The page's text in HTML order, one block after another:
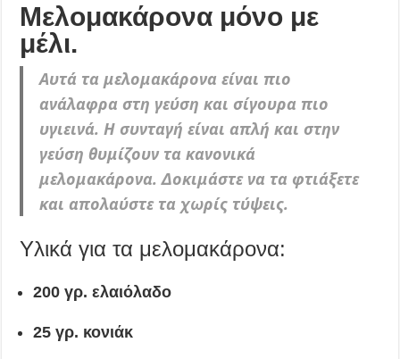
Μελομακάρονα μόνο με
μέλι.
Αυτά τα μελομακάρονα είναι πιο
ανάλαφρα στη γεύση και σίγουρα πιο
υγιεινά. Η συνταγή είναι απλή και στην
γεύση θυμίζουν τα κανονικά
μελομακάρονα. Δοκιμάστε να τα φτιάξετε
και απολαύστε τα χωρίς τύψεις.
Υλικά για τα μελομακάρονα:
200 γρ. ελαιόλαδο
25 γρ. κονιάκ